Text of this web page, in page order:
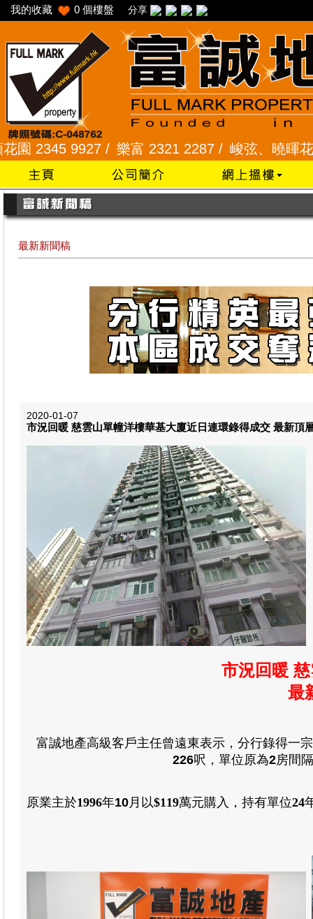
我的收藏 0 個樓盤 分享
9927 /樂富 2321 2287 /峻弦、曉暉花園 2345
最新新聞稿
2020-01-07
市況回暖 慈雲山單幢洋樓華基大廈近日連環錄得成交 最新頂
市況回暖
最
富誠地產高級客戶主任曾遠東表示， 分行錄得一
226呎 ， 單位原為2房間隔
原業主於1996年10 月 以$119萬元購入 ， 持有單位24